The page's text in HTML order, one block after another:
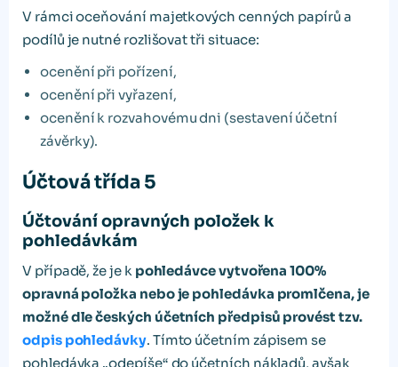
V rámci oceňování majetkových cenných papírů a
podílů je nutné rozlišovat tři situace:
ocenění při pořízení,
ocenění při vyřazení,
ocenění k rozvahovému dni (sestavení účetní
závěrky).
Účtová třída 5
Účtování opravných položek k
pohledávkám
V případě, že je kpohledávce vytvořena 100%
opravná položka nebo je pohledávka promlčena, je
možné dle českých účetních předpisů provést tzv.
odpis pohledávky. Tímto účetním zápisem se
pohledávka „odepíše“ do účetních nákladů, avšak